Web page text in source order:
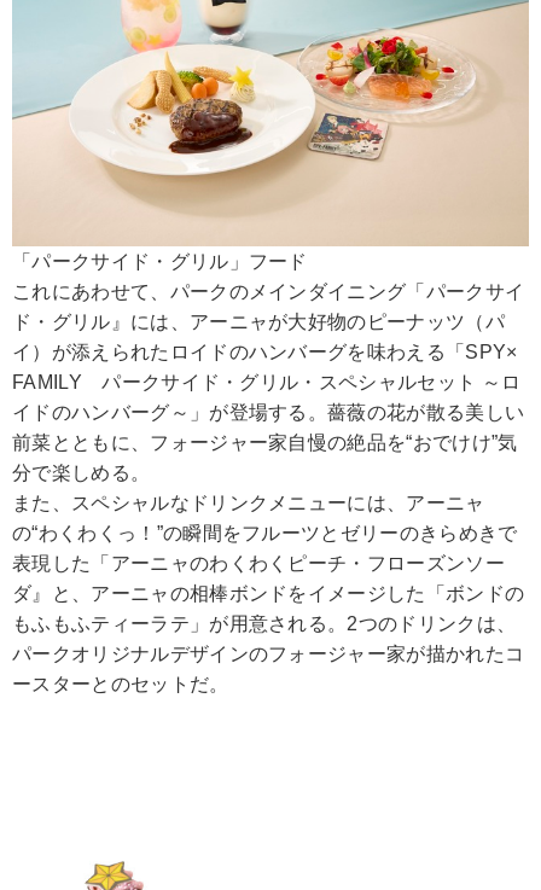
「パークサイド・グリル」フード
これにあわせて、パークのメインダイニング「パークサイ
ド・グリル』には、アーニャが大好物のピーナッツ（パ
イ）が添えられたロイドのハンバーグを味わえる「SPY×
FAMILY パークサイド・グリル・スペシャルセット ～ロ
イドのハンバーグ～」が登場する。薔薇の花が散る美しい
前菜とともに、フォージャー家自慢の絶品を“おでけけ”気
分で楽しめる。
また、スペシャルなドリンクメニューには、アーニャ
の“わくわくっ！”の瞬間をフルーツとゼリーのきらめきで
表現した「アーニャのわくわくピーチ・フローズンソー
ダ』と、アーニャの相棒ボンドをイメージした「ボンドの
もふもふティーラテ」が用意される。2つのドリンクは、
パークオリジナルデザインのフォージャー家が描かれたコ
ースターとのセットだ。